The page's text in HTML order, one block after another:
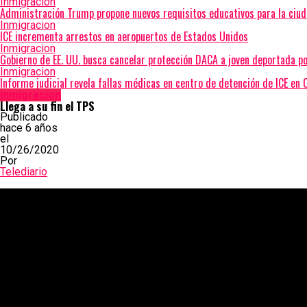
Administración Trump propone nuevos requisitos educativos para la
Inmigracion
ICE incrementa arrestos en aeropuertos de Estados Unidos
Inmigracion
Gobierno de EE. UU. busca cancelar protección DACA a joven deportada
Inmigracion
Informe judicial revela fallas médicas en centro de detención de ICE en
Inmigracion
Llega a su fin el TPS
Publicado
hace 6 años
el
10/26/2020
Por
Telediario